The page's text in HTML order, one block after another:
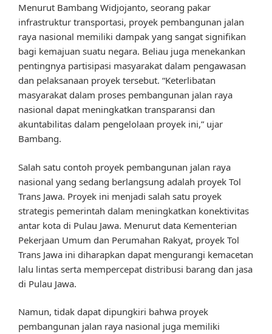
Menurut Bambang Widjojanto, seorang pakar
infrastruktur transportasi, proyek pembangunan jalan
raya nasional memiliki dampak yang sangat signifikan
bagi kemajuan suatu negara. Beliau juga menekankan
pentingnya partisipasi masyarakat dalam pengawasan
dan pelaksanaan proyek tersebut. “Keterlibatan
masyarakat dalam proses pembangunan jalan raya
nasional dapat meningkatkan transparansi dan
akuntabilitas dalam pengelolaan proyek ini,” ujar
Bambang.
Salah satu contoh proyek pembangunan jalan raya
nasional yang sedang berlangsung adalah proyek Tol
Trans Jawa. Proyek ini menjadi salah satu proyek
strategis pemerintah dalam meningkatkan konektivitas
antar kota di Pulau Jawa. Menurut data Kementerian
Pekerjaan Umum dan Perumahan Rakyat, proyek Tol
Trans Jawa ini diharapkan dapat mengurangi kemacetan
lalu lintas serta mempercepat distribusi barang dan jasa
di Pulau Jawa.
Namun, tidak dapat dipungkiri bahwa proyek
pembangunan jalan raya nasional juga memiliki